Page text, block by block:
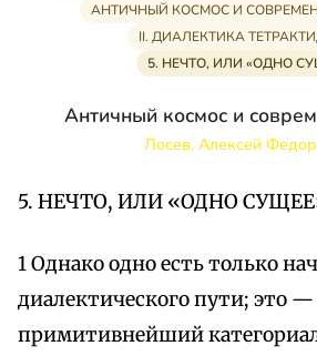
АНТИЧНЫЙ КОСМОС И
II. ДИАЛЕКТИКА
5. НЕЧТО, ИЛИ «ОДНО
Античный космос и
Лосев, Алексей
5. НЕЧТО, ИЛИ «ОДНО
1 Однако одно есть только
диалектического пути; это —
примитивнейший